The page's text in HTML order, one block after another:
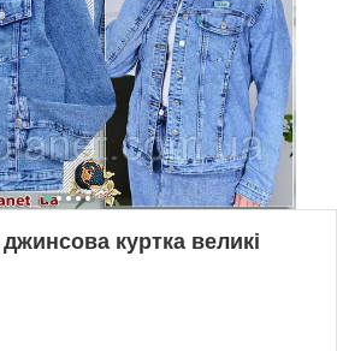
куртка великі